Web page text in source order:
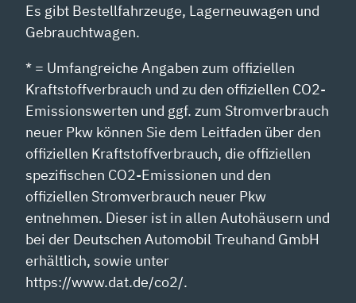
Es gibt Bestellfahrzeuge, Lagerneuwagen und
Gebrauchtwagen.
* = Umfangreiche Angaben zum offiziellen
Kraftstoffverbrauch und zu den offiziellen CO2-
Emissionswerten und ggf. zum Stromverbrauch
neuer Pkw können Sie dem Leitfaden über den
offiziellen Kraftstoffverbrauch, die offiziellen
spezifischen CO2-Emissionen und den
offiziellen Stromverbrauch neuer Pkw
entnehmen. Dieser ist in allen Autohäusern und
bei der Deutschen Automobil Treuhand GmbH
erhältlich, sowie unter
https://www.dat.de/co2/.